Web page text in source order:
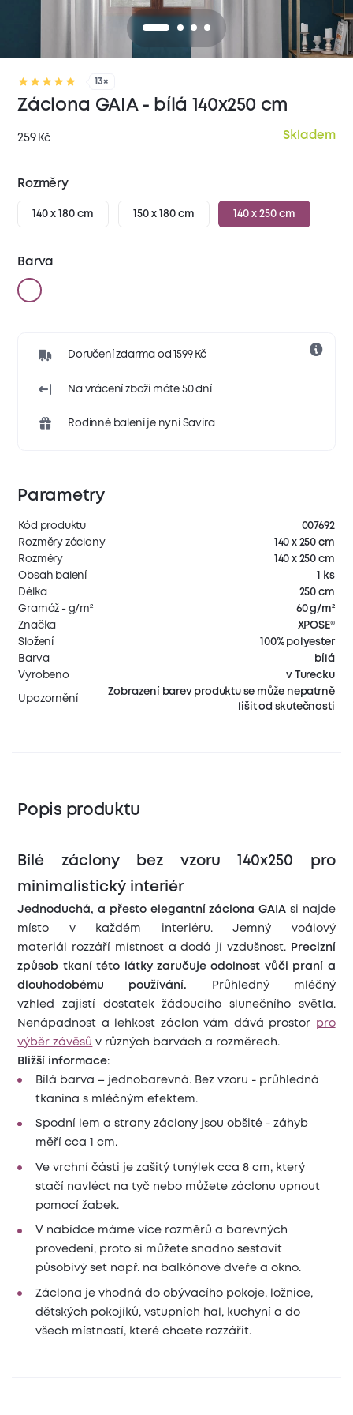
13×
Záclona GAIA - bílá 140x250 cm
259 Kč Skladem
Rozměry
140 x 180 cm 150 x 180 cm 140 x 250 cm
Barva
Doručení zdarma od 1599 Kč
Na vrácení zboží máte 50 dní
Rodinné balení je nyní Savira
Parametry
Kód produktu
007692
Rozměry záclony
140 x 250 cm
Rozměry
140 x 250 cm
Obsah balení
1 ks
Délka
250 cm
Gramáž - g/m²
60 g/m²
Značka
XPOSE®
Složení
100% polyester
Barva
bílá
Vyrobeno
v Turecku
Upozornění
Zobrazení barev produktu se může nepatrně
lišit od skutečnosti
Popis produktu
Bílé záclony bez vzoru 140x250 pro
minimalistický interiér
Jednoduchá, a přesto elegantní záclona GAIA si najde
místo v každém interiéru. Jemný voálový
materiál rozzáří místnost a dodá jí vzdušnost.
Precizní
způsob tkaní této látky zaručuje odolnost vůči praní a
dlouhodobému používání.
Průhledný mléčný
vzhled zajistí dostatek žádoucího slunečního světla.
Nenápadnost a lehkost záclon vám dává prostor
pro
výběr závěsů v různých barvách a rozměrech.
Bližší informace:
Bílá barva – jednobarevná. Bez vzoru - průhledná
tkanina s mléčným efektem.
Spodní lem a strany záclony jsou obšité - záhyb
měří cca 1 cm.
Ve vrchní části je zašitý tunýlek cca 8 cm, který
stačí navléct na tyč nebo můžete záclonu upnout
pomocí žabek.
V nabídce máme více rozměrů a barevných
provedení, proto si můžete snadno sestavit
působivý set např. na balkónové dveře a okno.
Záclona je vhodná do obývacího pokoje, ložnice,
dětských pokojíků, vstupních hal, kuchyní a do
všech místností, které chcete rozzářit.